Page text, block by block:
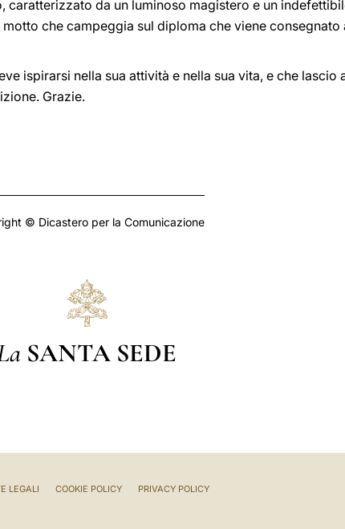
caratterizzato da un luminoso magistero e un
che campeggia sul diploma che viene consegnato
ispirarsi nella sua attività e nella sua vita, e che lascio
Grazie.
© Dicastero per la Comunicazione
SANTA SEDE
LEGALI COOKIE POLICY PRIVACY POLICY